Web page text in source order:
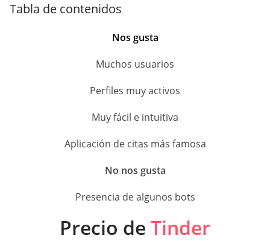
Tabla de contenidos
Nos gusta
Muchos usuarios
Perfiles muy activos
Muy fácil e intuitiva
Aplicación de citas más famosa
No nos gusta
Presencia de algunos bots
Precio de Tinder